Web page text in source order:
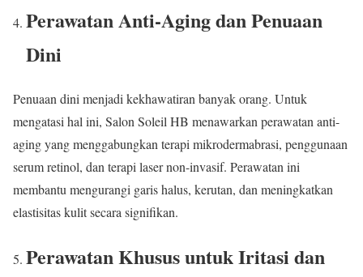
Perawatan Anti-Aging dan Penuaan
Dini
Penuaan dini menjadi kekhawatiran banyak orang. Untuk
mengatasi hal ini, Salon Soleil HB menawarkan perawatan anti-
aging yang menggabungkan terapi mikrodermabrasi, penggunaan
serum retinol, dan terapi laser non-invasif. Perawatan ini
membantu mengurangi garis halus, kerutan, dan meningkatkan
elastisitas kulit secara signifikan.
Perawatan Khusus untuk Iritasi dan